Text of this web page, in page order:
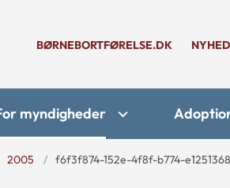
BØRNEBORTFØRELSE.DK
myndigheder
2005 f6f3f874-152e-4f8f-b774-